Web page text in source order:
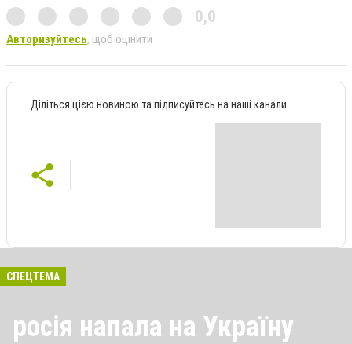
0,0
Авторизуйтесь, щоб оцінити
Діліться цією новиною та підписуйтесь на наші канали
СПЕЦТЕМА
росія напала на Україну